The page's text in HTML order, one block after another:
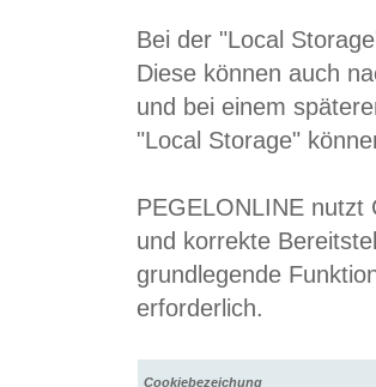
Bei der "Local
Diese können auch
und bei einem
"Local Storage"
PEGELONLINE nutzt
und korrekte
grundlegende
erforderlich.
Cookiebezeichung